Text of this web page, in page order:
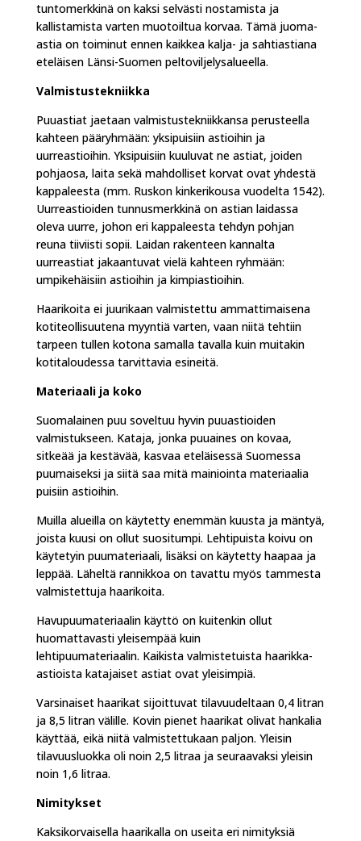
tuntomerkkinä on kaksi selvästi nostamista ja
kallistamista varten muotoiltua korvaa. Tämä juoma-
astia on toiminut ennen kaikkea kalja- ja sahtiastiana
eteläisen Länsi-Suomen peltoviljelysalueella.
Valmistustekniikka
Puuastiat jaetaan valmistustekniikkansa perusteella
kahteen pääryhmään: yksipuisiin astioihin ja
uurreastioihin. Yksipuisiin kuuluvat ne astiat, joiden
pohjaosa, laita sekä mahdolliset korvat ovat yhdestä
kappaleesta (mm. Ruskon kinkerikousa vuodelta 1542).
Uurreastioiden tunnusmerkkinä on astian laidassa
oleva uurre, johon eri kappaleesta tehdyn pohjan
reuna tiiviisti sopii. Laidan rakenteen kannalta
uurreastiat jakaantuvat vielä kahteen ryhmään:
umpikehäisiin astioihin ja kimpiastioihin.
Haarikoita ei juurikaan valmistettu ammattimaisena
kotiteollisuutena myyntiä varten, vaan niitä tehtiin
tarpeen tullen kotona samalla tavalla kuin muitakin
kotitaloudessa tarvittavia esineitä.
Materiaali ja koko
Suomalainen puu soveltuu hyvin puuastioiden
valmistukseen. Kataja, jonka puuaines on kovaa,
sitkeää ja kestävää, kasvaa eteläisessä Suomessa
puumaiseksi ja siitä saa mitä mainiointa materiaalia
puisiin astioihin.
Muilla alueilla on käytetty enemmän kuusta ja mäntyä,
joista kuusi on ollut suositumpi. Lehtipuista koivu on
käytetyin puumateriaali, lisäksi on käytetty haapaa ja
leppää. Läheltä rannikkoa on tavattu myös tammesta
valmistettuja haarikoita.
Havupuumateriaalin käyttö on kuitenkin ollut
huomattavasti yleisempää kuin
lehtipuumateriaalin. Kaikista valmistetuista haarikka-
astioista katajaiset astiat ovat yleisimpiä.
Varsinaiset haarikat sijoittuvat tilavuudeltaan 0,4 litran
ja 8,5 litran välille. Kovin pienet haarikat olivat hankalia
käyttää, eikä niitä valmistettukaan paljon. Yleisin
tilavuusluokka oli noin 2,5 litraa ja seuraavaksi yleisin
noin 1,6 litraa.
Nimitykset
Kaksikorvaisella haarikalla on useita eri nimityksiä